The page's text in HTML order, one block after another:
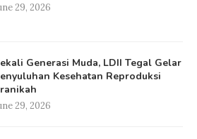
29, 2026
Generasi Muda, LDII Tegal Gelar
Kesehatan Reproduksi
29, 2026